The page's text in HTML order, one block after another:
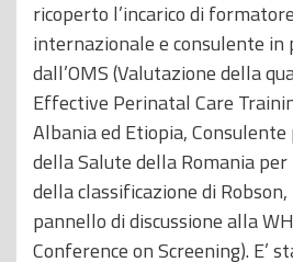
ricoperto l’incarico di
internazionale e consulente
dall’OMS (Valutazione della
Effective Perinatal Care
Albania ed Etiopia,
della Salute della Romania
della classificazione di
pannello di discussione alla
Conference on Screening). E’